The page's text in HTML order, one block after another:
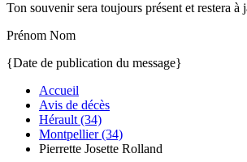
Ton souvenir sera toujours présent et restera
Prénom Nom
{Date de publication du message}
Accueil
Avis de décès
Hérault (34)
Montpellier (34)
Pierrette Josette Rolland